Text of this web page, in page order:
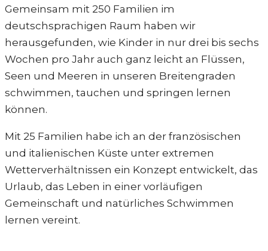
Gemeinsam mit 250 Familien im
deutschsprachigen Raum haben wir
herausgefunden, wie Kinder in nur drei bis sechs
Wochen pro Jahr auch ganz leicht an Flüssen,
Seen und Meeren in unseren Breitengraden
schwimmen, tauchen und springen lernen
können.
Mit 25 Familien habe ich an der französischen
und italienischen Küste unter extremen
Wetterverhältnissen ein Konzept entwickelt, das
Urlaub, das Leben in einer vorläufigen
Gemeinschaft und natürliches Schwimmen
lernen vereint.